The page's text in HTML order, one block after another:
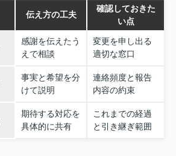
伝え方の工夫
確認しておきた
い点
感謝を伝えたう
えで相談
変更を申し出る
適切な窓口
事実と希望を分
けて説明
連絡頻度と報告
内容の約束
期待する対応を
具体的に共有
これまでの経過
と引き継ぎ範囲